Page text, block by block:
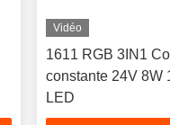
Vidéo
1611 RGB 3IN1
constante 24V 8W
LED